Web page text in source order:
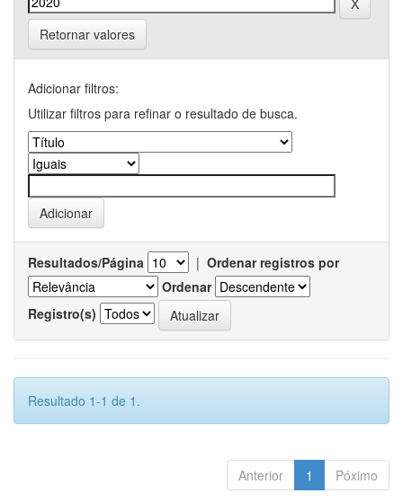
Retornar valores
Adicionar filtros:
Utilizar filtros para refinar o resultado de busca.
Resultados/Página | Ordenar registros por
Ordenar
Registro(s)
Resultado 1-1 de 1.
Anterior 1 Póximo